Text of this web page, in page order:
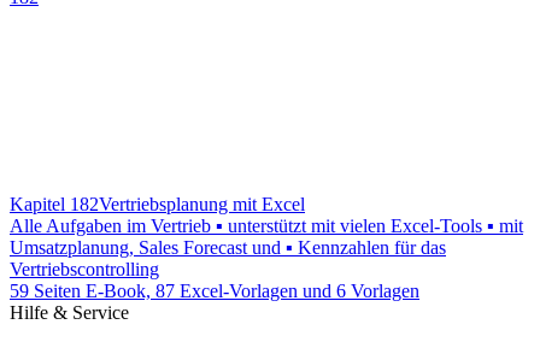
Kapitel 182Vertriebsplanung mit Excel
Alle Aufgaben im Vertrieb ▪ unterstützt mit vielen Excel-Tools ▪ mit
Umsatzplanung, Sales Forecast und ▪ Kennzahlen für das
Vertriebscontrolling
59 Seiten E-Book, 87 Excel-Vorlagen und 6 Vorlagen
Hilfe & Service